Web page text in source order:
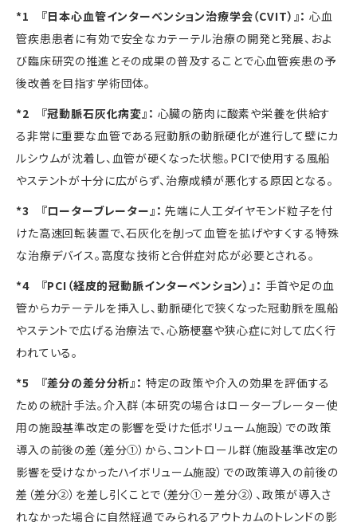
*1 『日本心血管インターベンション治療学会（CVIT）』：心血
管疾患患者に有効で安全なカテーテル治療の開発と発展、およ
び臨床研究の推進とその成果の普及することで心血管疾患の予
後改善を目指す学術団体。
*2 『冠動脈石灰化病変』： 心臓の筋肉に酸素や栄養を供給す
る非常に重要な血管である冠動脈の動脈硬化が進行して壁にカ
ルシウムが沈着し、血管が硬くなった状態。 PCIで使用する風船
やステントが十分に広がらず、治療成績が悪化する原因となる。
*3 『ローターブレーター』：先端に人工ダイヤモンド粒子を付
けた高速回転装置で、石灰化を削って血管を拡げやすくする特殊
な治療デバイス。高度な技術と合併症対応が必要とされる。
*4 『PCI（経皮的冠動脈インターベンション）』： 手首や足の血
管からカテーテルを挿入し、動脈硬化で狭くなった冠動脈を風船
やステントで広げる治療法で、心筋梗塞や狭心症に対して広く行
われている。
*5 『差分の差分分析』： 特定の政策や介入の効果を評価する
ための統計手法。介入群（本研究の場合はローターブレーター使
用の施設基準改定の影響を受けた低ボリューム施設）での政策
導入の前後の差（差分①）から、コントロール群（施設基準改定の
影響を受けなかったハイボリューム施設）での政策導入の前後の
差（差分②）を差し引くことで（差分①－差分②）、政策が導入さ
れなかった場合に自然経過でみられるアウトカムのトレンドの影